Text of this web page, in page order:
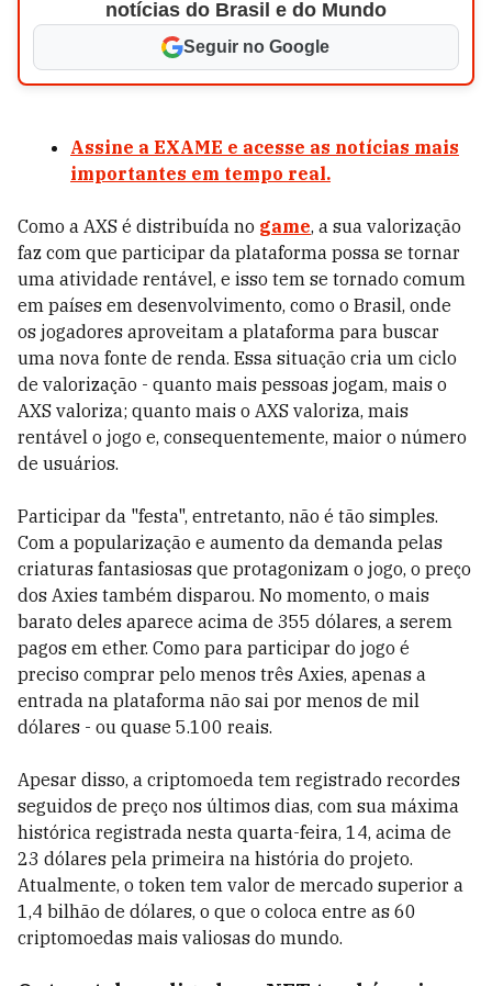
notícias do Brasil e do Mundo
Seguir no Google
Assine a EXAME e acesse as notícias mais
importantes em tempo real.
Como a AXS é distribuída no game, a sua valorização
faz com que participar da plataforma possa se tornar
uma atividade rentável, e isso tem se tornado comum
em países em desenvolvimento, como o Brasil, onde
os jogadores aproveitam a plataforma para buscar
uma nova fonte de renda. Essa situação cria um ciclo
de valorização - quanto mais pessoas jogam, mais o
AXS valoriza; quanto mais o AXS valoriza, mais
rentável o jogo e, consequentemente, maior o número
de usuários.
Participar da "festa", entretanto, não é tão simples.
Com a popularização e aumento da demanda pelas
criaturas fantasiosas que protagonizam o jogo, o preço
dos Axies também disparou. No momento, o mais
barato deles aparece acima de 355 dólares, a serem
pagos em ether. Como para participar do jogo é
preciso comprar pelo menos três Axies, apenas a
entrada na plataforma não sai por menos de mil
dólares - ou quase 5.100 reais.
Apesar disso, a criptomoeda tem registrado recordes
seguidos de preço nos últimos dias, com sua máxima
histórica registrada nesta quarta-feira, 14, acima de
23 dólares pela primeira na história do projeto.
Atualmente, o token tem valor de mercado superior a
1,4 bilhão de dólares, o que o coloca entre as 60
criptomoedas mais valiosas do mundo.